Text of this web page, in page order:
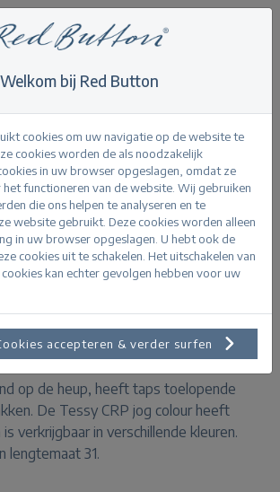
CRP jog colour L29
colour raspberry
colour is een jog broek van een
op de heup, heeft taps toelopende
De Tessy CRP jog colour heeft
verkrijgbaar in verschillende kleuren.
lengtemaat 31.
Welkom bij Red Button
cookies om uw navigatie op de website te
cookies worden de als noodzakelijk
in uw browser opgeslagen, omdat ze
het functioneren van de website. Wij gebruiken
die ons helpen te analyseren en te
website gebruikt. Deze cookies worden alleen
in uw browser opgeslagen. U hebt ook de
cookies uit te schakelen. Het uitschakelen van
kan echter gevolgen hebben voor uw
accepteren & verder surfen